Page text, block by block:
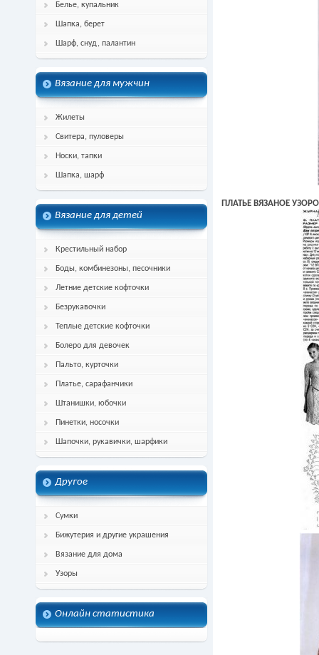
Белье, купальник
Шапка, берет
Шарф, снуд, палантин
Вязание для мужчин
Жилеты
Свитера, пуловеры
Носки, тапки
Шапка, шарф
Вязание для детей
Крестильный набор
Боды, комбинезоны, песочники
Летние детские кофточки
Безрукавочки
Теплые детские кофточки
Болеро для девочек
Пальто, курточки
Платье, сарафанчики
Штанишки, юбочки
Пинетки, носочки
Шапочки, рукавички, шарфики
Другое
Сумки
Бижутерия и другие украшения
Вязание для дома
Узоры
Онлайн статистика
ПЛАТЬЕ ВЯЗАНОЕ